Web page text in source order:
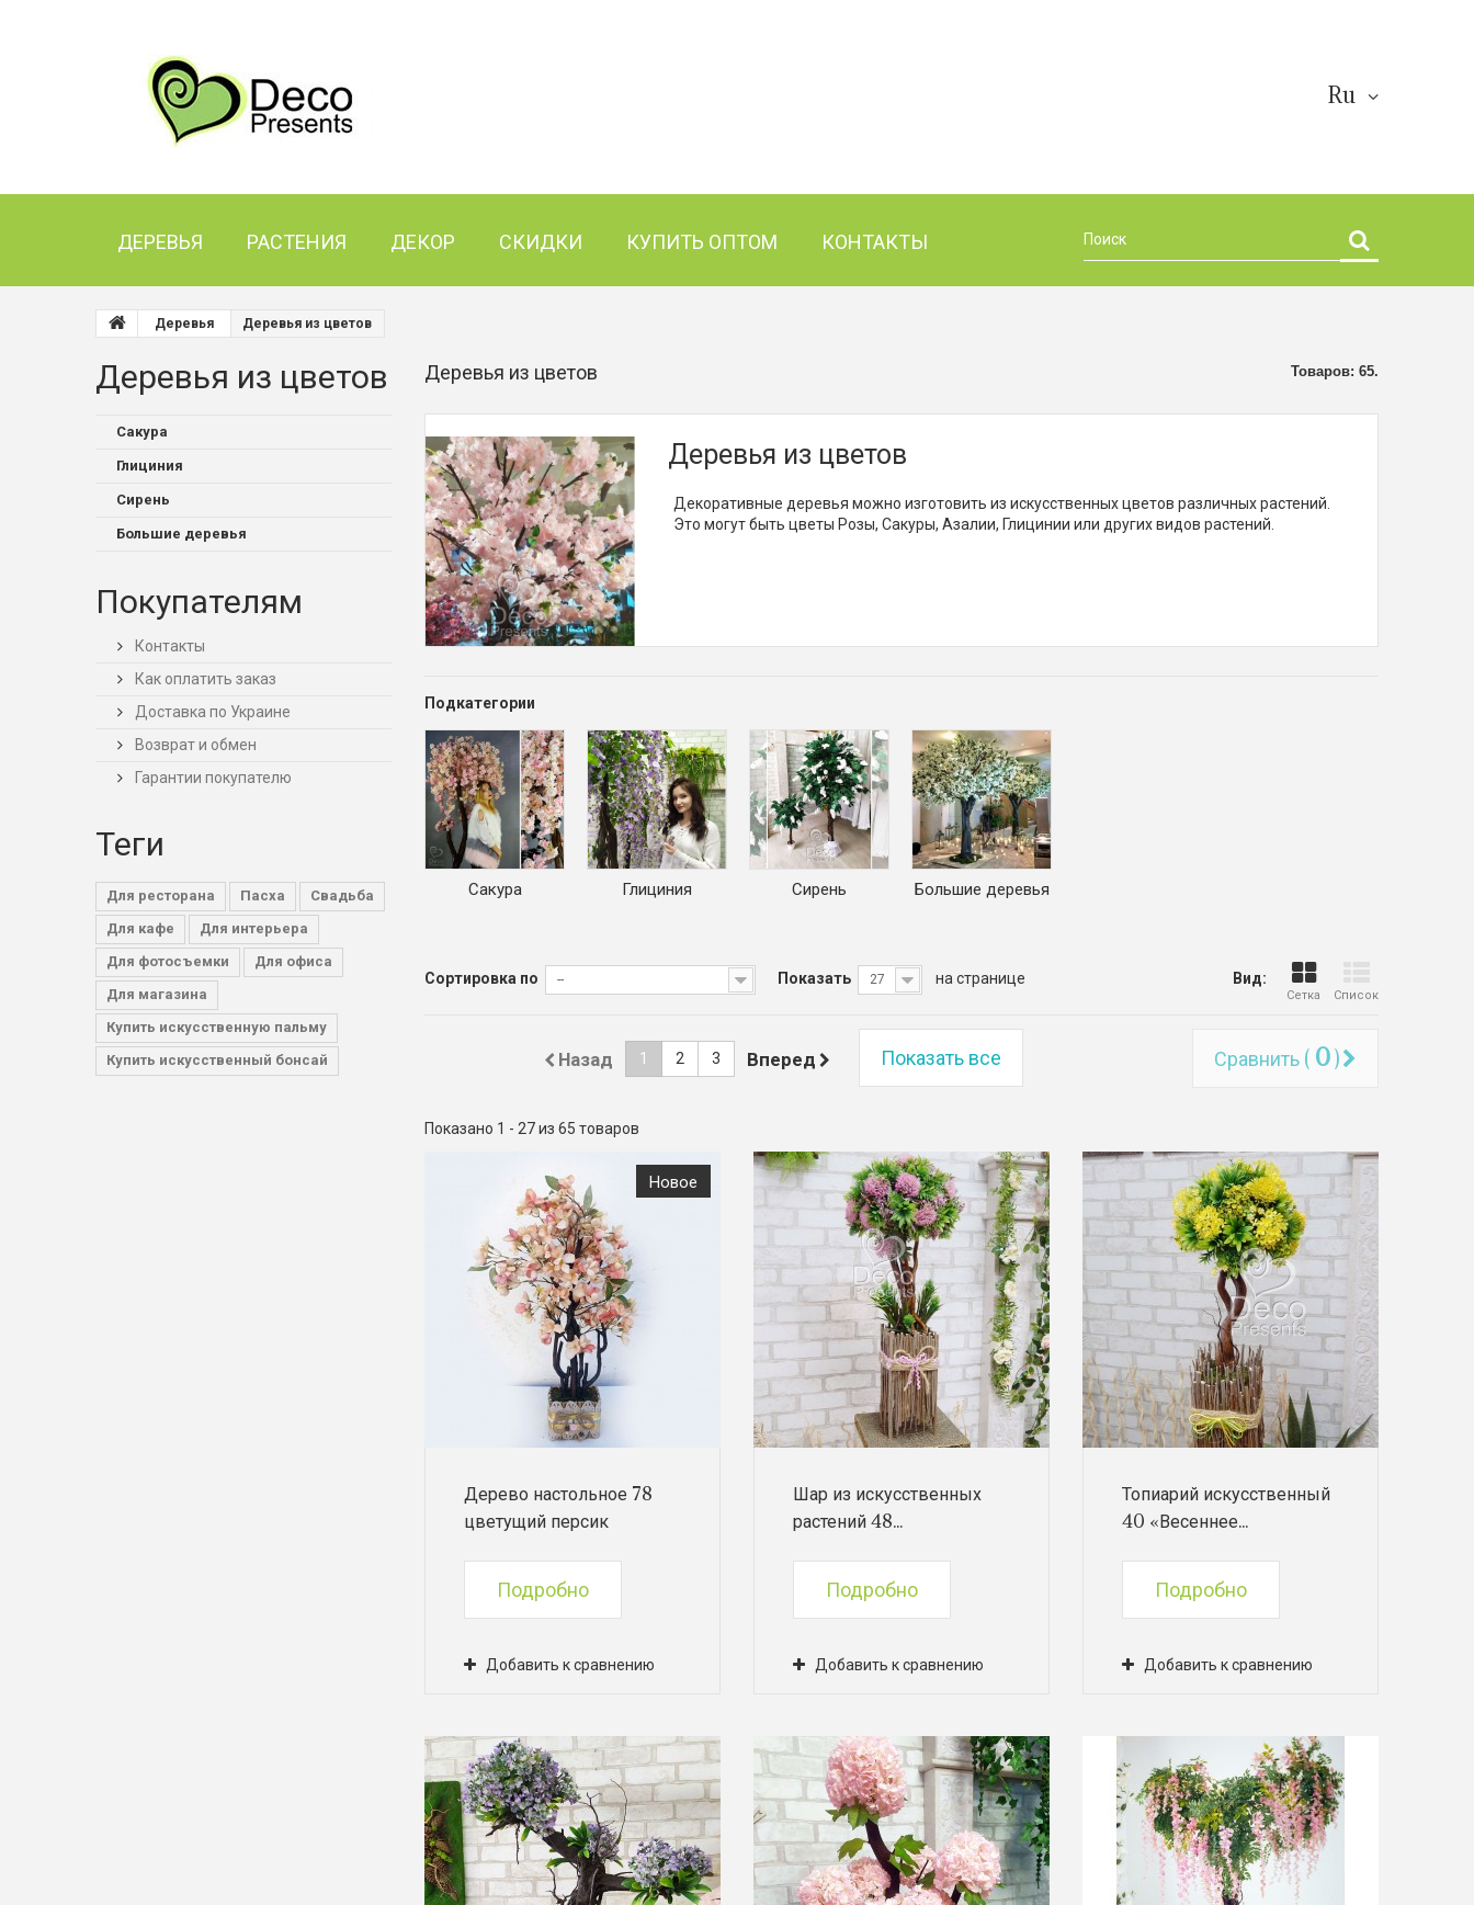
Ru
ДЕРЕВЬЯ РАСТЕНИЯ ДЕКОР СКИДКИ КУПИТЬ ОПТОМ КОНТАКТЫ
Деревья Деревья из цветов
Деревья из цветов Товаров: 65.
Деревья из цветов
Декоративные деревья можно изготовить из искусственных цветов различных растений.
Это могут быть цветы Розы, Сакуры, Азалии, Глицинии или других видов растений.
Подкатегории
Сакура Глициния Сирень Большие деревья
Вид:
Сетка Список
Сортировка по -- Показать 27 на странице
Сравнить ( 0)
Показать все
Назад 1 2 3 Вперед
Показано 1 - 27 из 65 товаров
Новое
Дерево настольное 78
цветущий персик
Подробно
Добавить к сравнению
Шар из искусственных
растений 48...
Подробно
Добавить к сравнению
Топиарий искусственный
40 «Весеннее...
Подробно
Добавить к сравнению
Деревья из цветов
Сакура
Глициния
Сирень
Большие деревья
Покупателям
Контакты
Как оплатить заказ
Доставка по Украине
Возврат и обмен
Гарантии покупателю
Теги
Для ресторана Пасха
Свадьба
Для кафе
Для интерьера
Для фотосъемки
Для офиса
Для магазина
Купить искусственную пальму
Купить искусственный бонсай